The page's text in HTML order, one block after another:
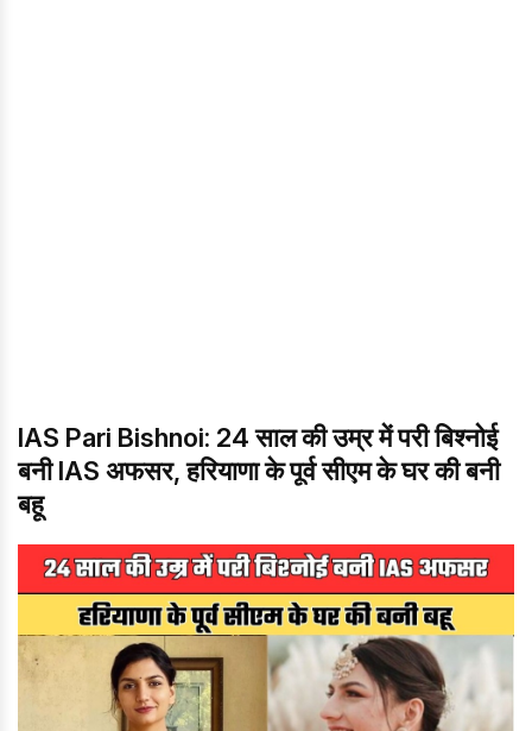
IAS Pari Bishnoi: 24 साल की उम्र में परी बिश्नोई
बनी IAS अफसर, हरियाणा के पूर्व सीएम के घर की बनी
बहू